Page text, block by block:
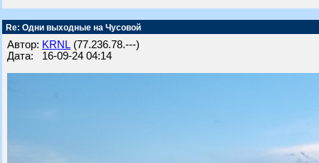
Re: Одни выходные на Чусовой
Автор: KRNL (77.236.78.---)
Дата: 16-09-24 04:14